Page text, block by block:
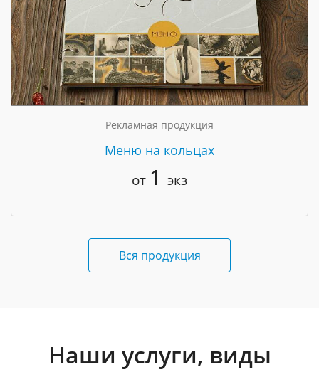
Рекламная продукция
Меню на кольцах
от 1 экз
Вся продукция
Наши услуги, виды